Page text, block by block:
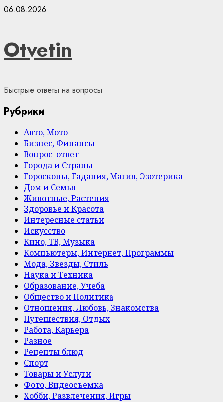
Skip
06.08.2026
Otvetin
Быстрые ответы на вопросы
Рубрики
Авто, Мото
Бизнес, Финансы
Вопрос–ответ
Города и Страны
Гороскопы, Гадания, Магия, Эзотерика
Дом и Семья
Животные, Растения
Здоровье и Красота
Интересные статьи
Искусство
Кино, ТВ, Музыка
Компьютеры, Интернет, Программы
Мода, Звезды, Стиль
Наука и Техника
Образование, Учеба
Общество и Политика
Отношения, Любовь, Знакомства
Путешествия, Отдых
Работа, Карьера
Разное
Рецепты блюд
Спорт
Товары и Услуги
Фото, Видеосъемка
Хобби, Развлечения, Игры